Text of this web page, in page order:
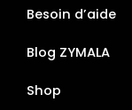
Besoin d’aide
Blog ZYMALA
Shop